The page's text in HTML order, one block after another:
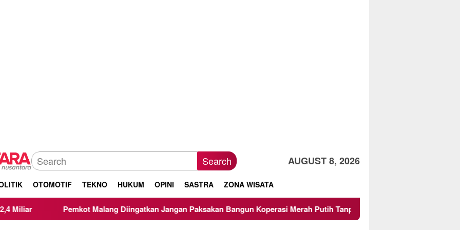
Search AUGUST 8, 2026
OTOMOTIF TEKNO HUKUM OPINI SASTRA ZONA WISATA
Pemkot Malang Diingatkan Jangan Paksakan Bangun Koperasi Merah Putih Tanpa Lahan: Awas Risiko Hukum dan Bebani